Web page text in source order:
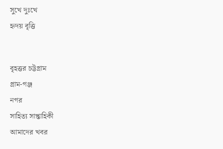
সুখে দুঃখে
হৃদয় বৃত্তি
বৃহত্তর চট্টগ্রাম
গ্রাম-গঞ্জ
নগর
সাহিত্য সাপ্তাহিকী
আমাদের খবর